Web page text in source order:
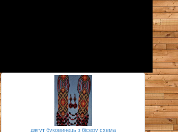
джгут буковинець з бісеру схема